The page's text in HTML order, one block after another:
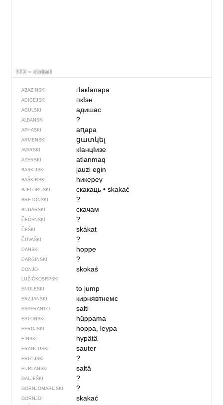
519 – skakati
ABAZINSKI гIакIапара
ADIGEJSKI пкIэн
AGULSKI адишас
ALBANSKI ?
APHASKI аԥара
ARMENSKI ցատկել
AVARSKI кIанцIизе
AZERSKI atlanmaq
BASKIJSKI jauzi egin
BAŠKIRSKI һикереү
BJELORUSKI скакаць• skakać
BRETONSKI ?
BUGARSKI скачам
ČEČENSKI ?
ČEŠKI skákat
ČUVAŠKI ?
DANSKI hoppe
DARGINSKI ?
DONJO­
LUŽIČKOSRPSKI
skokaś
ENGLESKI to jump
ERZJANSKI кирнявтнемс
ESPERANTO salti
ESTONSKI hüppama
FEROJSKI hoppa, leypa
FINSKI hypätä
FRANCUSKI sauter
FRIZIJSKI ?
FURLANSKI saltâ
GALJEŠKI ?
GORNJOMARIJSKI ?
GORNJO­
skakać